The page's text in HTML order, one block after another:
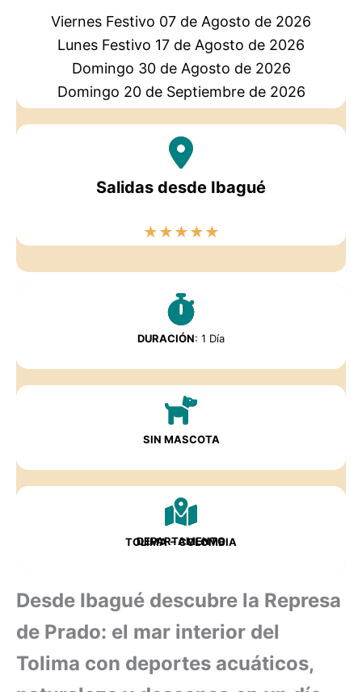
Viernes Festivo 07 de Agosto de 2026
Lunes Festivo 17 de Agosto de 2026
Domingo 30 de Agosto de 2026
Domingo 20 de Septiembre de 2026
Salidas desde Ibagué
★★★★★
DURACIÓN: 1 Día
SIN MASCOTA
DEPARTAMENTO
TOLIMA – COLOMBIA
Desde Ibagué descubre la Represa
de Prado: el mar interior del
Tolima con deportes acuáticos,